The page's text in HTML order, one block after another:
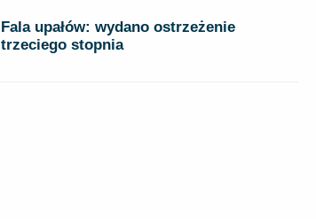
Fala upałów: wydano ostrzeżenie
trzeciego stopnia